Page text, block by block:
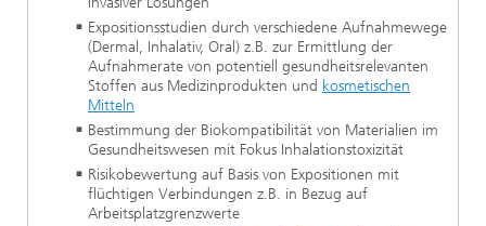
Expositionsstudien durch verschiedene Aufnahmewege
(Dermal, Inhalativ, Oral) z.B. zur Ermittlung der
Aufnahmerate von potentiell gesundheitsrelevanten
Stoffen aus Medizinprodukten und kosmetischen
Mitteln
Bestimmung der Biokompatibilität von Materialien im
Gesundheitswesen mit Fokus Inhalationstoxizität
Risikobewertung auf Basis von Expositionen mit
flüchtigen Verbindungen z.B. in Bezug auf
Arbeitsplatzgrenzwerte